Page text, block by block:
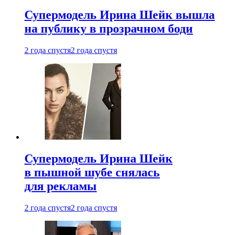
Супермодель Ирина Шейк вышла
на публику в прозрачном боди
2 года спустя2 года спустя
Супермодель Ирина Шейк
в пышной шубе снялась
для рекламы
2 года спустя2 года спустя